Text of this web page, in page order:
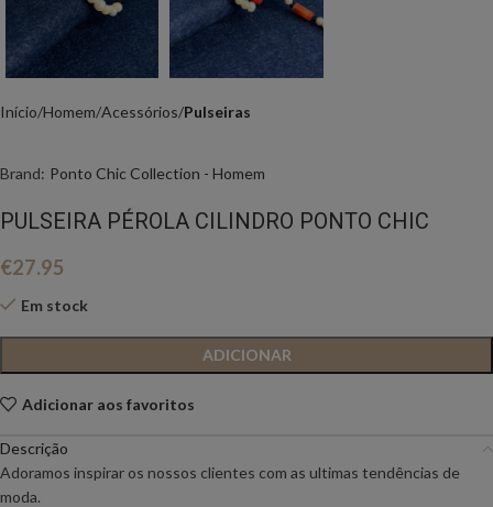
Início Homem Acessórios Pulseiras
Brand: Ponto Chic Collection - Homem
PULSEIRA PÉROLA CILINDRO PONTO CHIC
€27.95
Em stock
ADICIONAR
Adicionar aos favoritos
Descrição
Adoramos inspirar os nossos clientes com as ultimas tendências de
moda.